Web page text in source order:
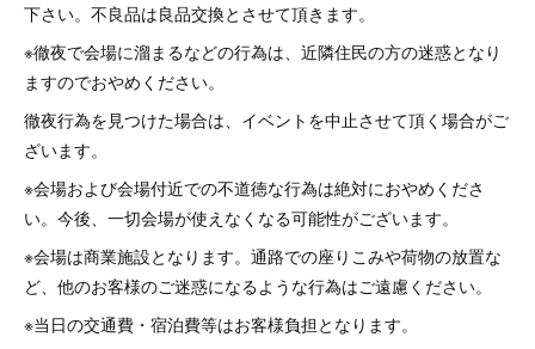
下さい。不良品は良品交換とさせて頂きます。
※徹夜で会場に溜まるなどの行為は、近隣住民の方の迷惑となり
ますのでおやめください。
徹夜行為を見つけた場合は、イベントを中止させて頂く場合がご
ざいます。
※会場および会場付近での不道徳な行為は絶対におやめくださ
い。今後、一切会場が使えなくなる可能性がございます。
※会場は商業施設となります。通路での座りこみや荷物の放置な
ど、他のお客様のご迷惑になるような行為はご遠慮ください。
※当日の交通費・宿泊費等はお客様負担となります。